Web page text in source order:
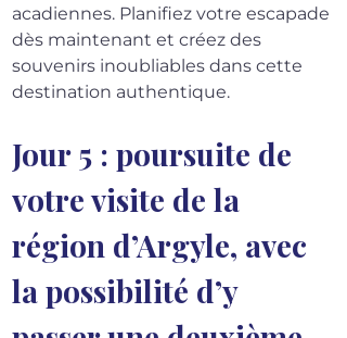
acadiennes. Planifiez votre escapade
dès maintenant et créez des
souvenirs inoubliables dans cette
destination authentique.
Jour 5 : poursuite de
votre visite de la
région d’Argyle, avec
la possibilité d’y